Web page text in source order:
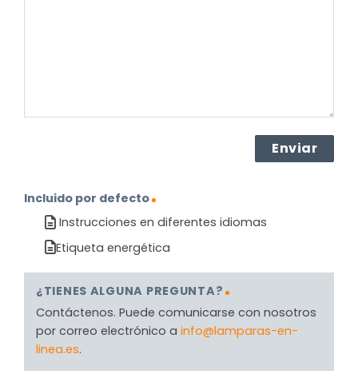
Incluido por defecto
Instrucciones en diferentes idiomas
Etiqueta energética
¿TIENES ALGUNA PREGUNTA?
Contáctenos. Puede comunicarse con nosotros
por correo electrónico a info@lamparas-en-
linea.es.